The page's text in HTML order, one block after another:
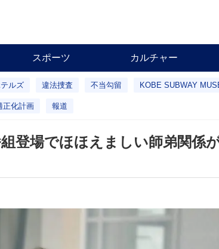
スポーツ カルチャー
ルズ 違法捜査 不当勾留 KOBE SUBWAY
正化計画 報道
登場でほほえましい師弟関係